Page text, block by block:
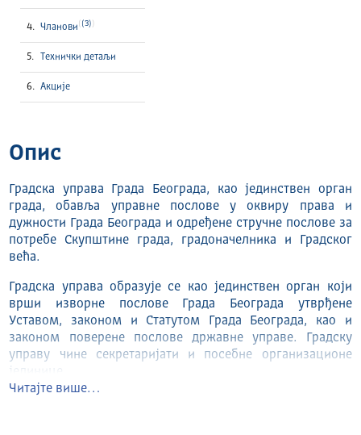
Чланови (3)
Технички детаљи
Акције
Опис
Градска управа Града Београда, као јединствен орган
града, обавља управне послове у оквиру права и
дужности Града Београда и одређене стручне послове за
потребе Скупштине града, градоначелника и Градског
већа.
Градска управа образује се као јединствен орган који
врши изворне послове Града Београда утврђене
Уставом, законом и Статутом Града Београда, као и
законом поверене послове државне управе. Градску
управу чине секретаријати и посебне организационе
Читајте више…